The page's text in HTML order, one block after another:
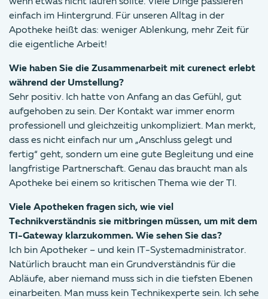
einfach im Hintergrund. Für unseren Alltag in der
Apotheke heißt das: weniger Ablenkung, mehr Zeit für
die eigentliche Arbeit!
Wie haben Sie die Zusammenarbeit mit curenect erlebt
während der Umstellung?
Sehr positiv. Ich hatte von Anfang an das Gefühl, gut
aufgehoben zu sein. Der Kontakt war immer enorm
professionell und gleichzeitig unkompliziert. Man merkt,
dass es nicht einfach nur um „Anschluss gelegt und
fertig“ geht, sondern um eine gute Begleitung und eine
langfristige Partnerschaft. Genau das braucht man als
Apotheke bei einem so kritischen Thema wie der TI.
Viele Apotheken fragen sich, wie viel
Technikverständnis sie mitbringen müssen, um mit dem
TI-Gateway klarzukommen. Wie sehen Sie das?
Ich bin Apotheker – und kein IT-Systemadministrator.
Natürlich braucht man ein Grundverständnis für die
Abläufe, aber niemand muss sich in die tiefsten Ebenen
einarbeiten. Man muss kein Technikexperte sein. Ich sehe